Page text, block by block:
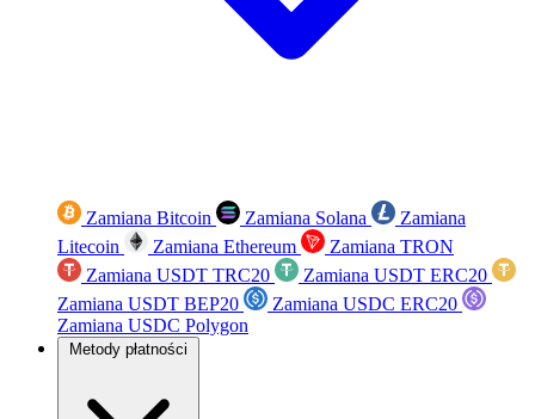
Zamiana Bitcoin Zamiana Solana
Zamiana
Litecoin
Zamiana Ethereum
Zamiana TRON
Zamiana USDT TRC20
Zamiana USDT ERC20
Zamiana USDT BEP20
Zamiana USDC ERC20
Zamiana USDC Polygon
Metody płatności